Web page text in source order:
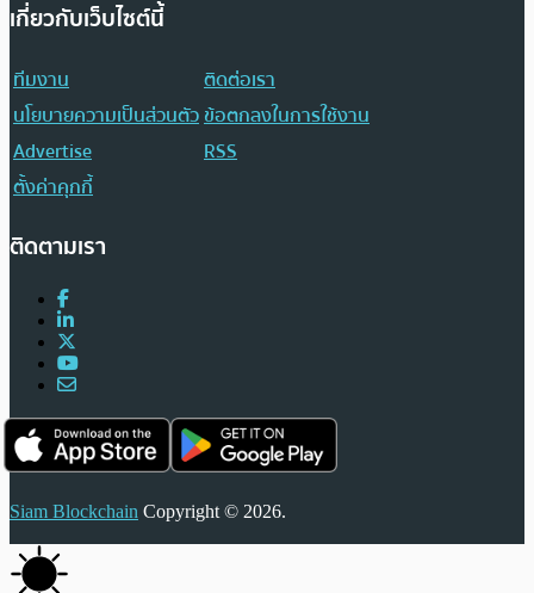
เกี่ยวกับเว็บไซต์นี้
ทีมงาน
ติดต่อเรา
นโยบายความเป็นส่วนตัวข้อตกลงในการใช้งาน
Advertise
RSS
ตั้งค่าคุกกี้
ติดตามเรา
Siam Blockchain Copyright © 2026.